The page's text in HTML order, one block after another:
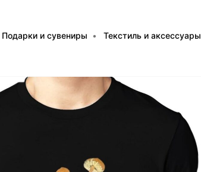
Подарки и сувениры Текстиль и аксессуары